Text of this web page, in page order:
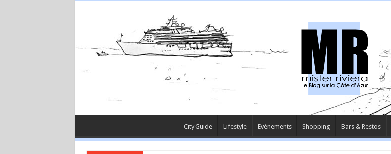
City Guide Lifestyle Evénements Shopping Bars & Restos